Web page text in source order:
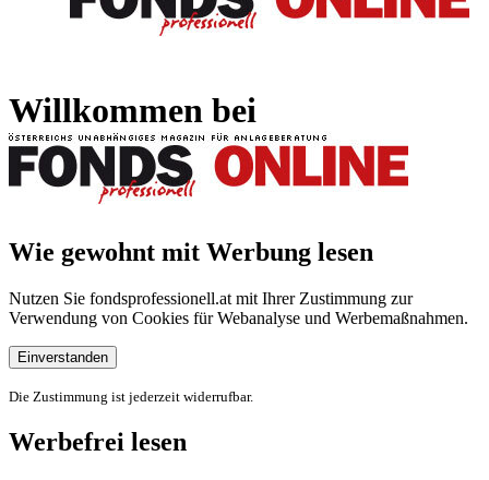
Willkommen bei
Wie gewohnt mit Werbung lesen
Nutzen Sie fondsprofessionell.at mit Ihrer Zustimmung zur
Verwendung von Cookies für Webanalyse und Werbemaßnahmen.
Einverstanden
Die Zustimmung ist jederzeit widerrufbar.
Werbefrei lesen